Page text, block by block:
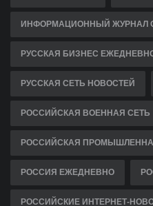
ИНФОРМАЦИОННЫЙ ЖУРНАЛ
РУССКАЯ БИЗНЕС
РУССКАЯ СЕТЬ НОВОСТЕЙ
РОССИЙСКАЯ ВОЕННАЯ СЕТЬ
РОССИЙСКАЯ
РОССИЯ ЕЖЕДНЕВНО
РОССИЙСКИЕ ИНТЕРНЕТ-